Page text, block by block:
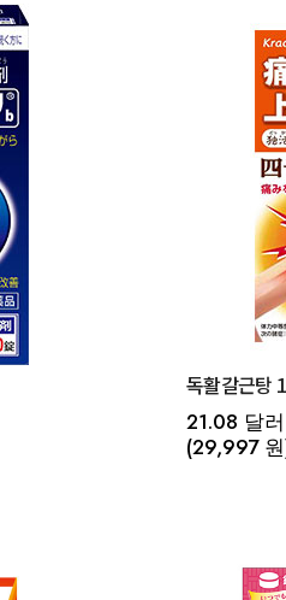
독활갈근탕
21.08 달러
(29,997